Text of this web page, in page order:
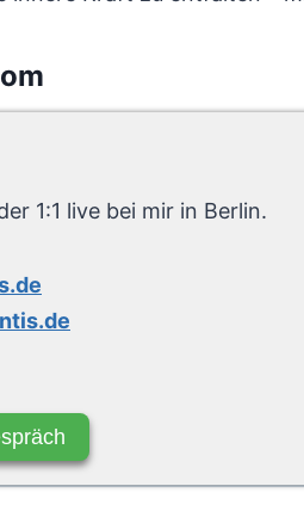
1:1 live bei mir in Berlin.